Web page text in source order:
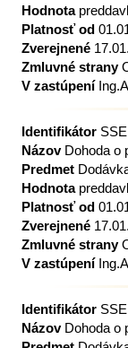
Hodnota
Platnosť od
Zverejnené
Zmluvné strany
V zastúpení
Identifikátor
NázovDohoda o
Predmet
Hodnota
Platnosť od
Zverejnené
Zmluvné strany
V zastúpení
Identifikátor
NázovDohoda o